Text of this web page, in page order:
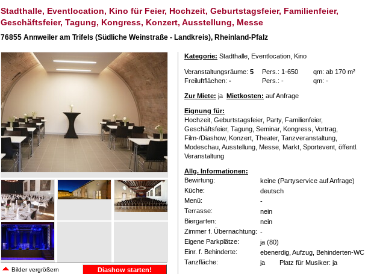
Stadthalle, Eventlocation, Kino für Feier, Hochzeit, Geburtstagsfeier, Familienfeier,
Geschäftsfeier, Tagung, Kongress, Konzert, Ausstellung, Messe
76855 Annweiler am Trifels (Südliche Weinstraße - Landkreis), Rheinland-Pfalz
Bilder vergrößern Diashow starten!
Kategorie: Stadthalle , Eventlocation , Kino
Veranstaltungsräume: 5 Pers.: 1-650
qm: ab 170 m²
Freiluftflächen: - Pers.: - qm: -
Zur Miete: ja Mietkosten: auf Anfrage
Eignung für:
Hochzeit, Geburtstagsfeier, Party, Familienfeier,
Geschäftsfeier, Tagung, Seminar, Kongress, Vortrag,
Film-/Diashow, Konzert, Theater, Tanzveranstaltung,
Modeschau, Ausstellung, Messe, Markt, Sportevent, öffentl.
Veranstaltung
Allg. Informationen:
Bewirtung:
keine (Partyservice auf Anfrage)
Küche:
deutsch
Menü:
-
Terrasse:
nein
Biergarten:
nein
Zimmer f. Übernachtung: -
Eigene Parkplätze:
ja (80)
Einr. f. Behinderte:
ebenerdig, Aufzug, Behinderten-WC
Tanzfläche:
ja Platz für Musiker: ja